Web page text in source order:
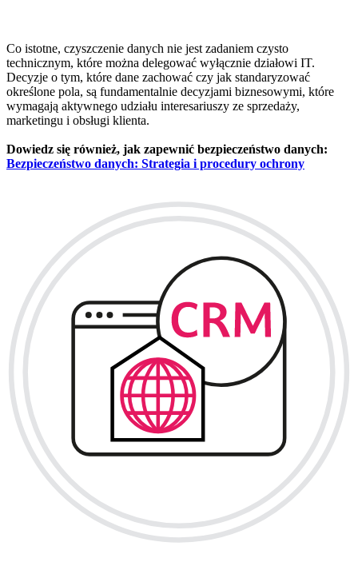
Co istotne, czyszczenie danych nie jest zadaniem czysto
technicznym, które można delegować wyłącznie działowi IT.
Decyzje o tym, które dane zachować czy jak standaryzować
określone pola, są fundamentalnie decyzjami biznesowymi, które
wymagają aktywnego udziału interesariuszy ze sprzedaży,
marketingu i obsługi klienta.
Dowiedz się również, jak zapewnić bezpieczeństwo danych:
Bezpieczeństwo danych: Strategia i procedury ochrony